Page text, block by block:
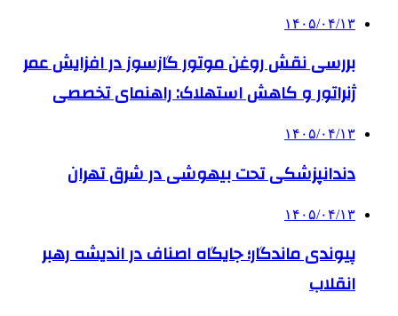
۱۴۰۵/۰۴/۱۳
بررسی نقش روغن موتور گازسوز در افزایش عمر
ژنراتور و کاهش استهلاک: راهنمای تخصصی
۱۴۰۵/۰۴/۱۳
دندانپزشکی تحت بیهوشی در شرق تهران
۱۴۰۵/۰۴/۱۳
پیوندی ماندگار؛ جایگاه اصناف در اندیشه رهبر
انقلاب